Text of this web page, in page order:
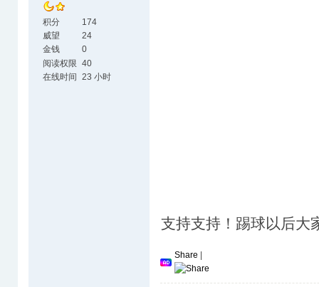
积分
174
威望
24
金钱
0
阅读权限 40
在线时间 23 小时
支持支持！踢球以后大
Share